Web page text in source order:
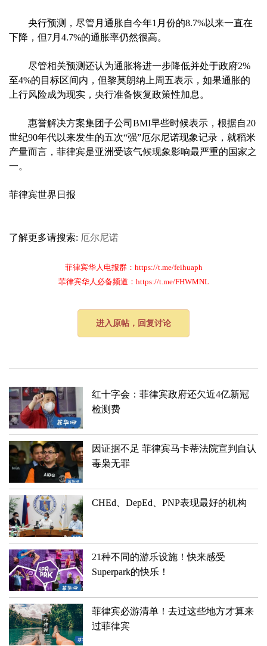
央行预测，尽管月通胀自今年1月份的8.7%以来一直在
下降，但7月4.7%的通胀率仍然很高。
尽管相关预测还认为通胀将进一步降低并处于政府2%
至4%的目标区间内，但黎莫朗纳上周五表示，如果通胀的
上行风险成为现实，央行准备恢复政策性加息。
惠誉解决方案集团子公司BMI早些时候表示，根据自20
世纪90年代以来发生的五次“强”厄尔尼诺现象记录，就稻米
产量而言，菲律宾是亚洲受该气候现象影响最严重的国家之
一。
菲律宾世界日报
了解更多请搜索: 厄尔尼诺
菲律宾华人电报群：https://t.me/feihuaph
菲律宾华人必备频道：https://t.me/FHWMNL
进入原帖，回复讨论
红十字会：菲律宾政府还欠近4亿新冠
检测费
因证据不足 菲律宾马卡蒂法院宣判自认
毒枭无罪
CHEd、DepEd、PNP表现最好的机构
21种不同的游乐设施！快来感受
Superpark的快乐！
菲律宾必游清单！去过这些地方才算来
过菲律宾